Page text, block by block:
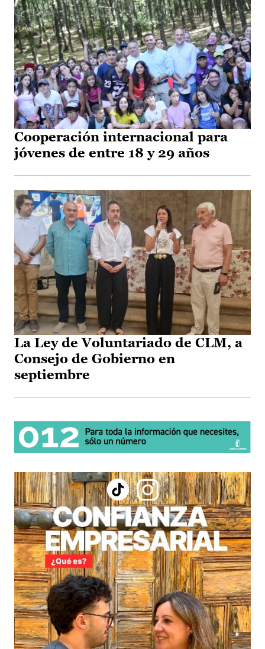
Cooperación internacional para
jóvenes de entre 18 y 29 años
La Ley de Voluntariado de CLM, a
Consejo de Gobierno en
septiembre